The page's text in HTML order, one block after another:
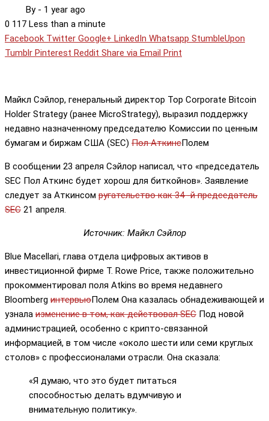
By - 1 year ago
0 117 Less than a minute
Facebook Twitter Google+ LinkedIn Whatsapp StumbleUpon
Tumblr Pinterest Reddit Share via Email Print
Майкл Сэйлор, генеральный директор Top Corporate Bitcoin
Holder Strategy (ранее MicroStrategy), выразил поддержку
недавно назначенному председателю Комиссии по ценным
бумагам и биржам США (SEC) Пол АткинсПолем
В сообщении 23 апреля Сэйлор написал, что «председатель
SEC Пол Аткинс будет хорош для биткойнов». Заявление
следует за Аткинсом ругательствокак 34 -й председатель
SEC 21 апреля.
Источник: Майкл Сэйлор
Blue Macellari, глава отдела цифровых активов в
инвестиционной фирме T. Rowe Price, также положительно
прокомментировал поля Atkins во время недавнего
Bloomberg интервьюПолем Она казалась обнадеживающей и
узнала изменение в том, как действовал SEC Под новой
администрацией, особенно с крипто-связанной
информацией, в том числе «около шести или семи круглых
столов» с профессионалами отрасли. Она сказала:
«Я думаю, что это будет питаться
способностью делать вдумчивую и
внимательную политику».